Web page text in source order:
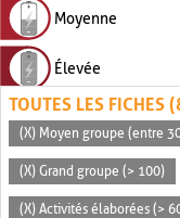
Moyenne
Élevée
TOUTES LES FICHES
(X) Moyen groupe (entre
(X) Grand groupe (> 100)
(X) Activités élaborées (>